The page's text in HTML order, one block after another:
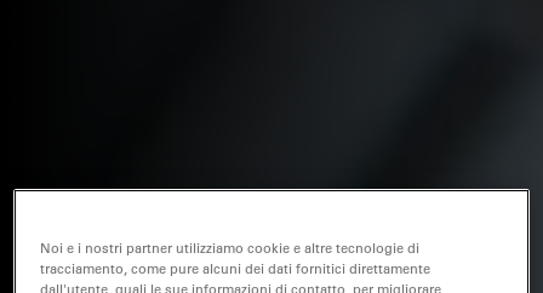
Noi e i nostri partner utilizziamo cookie e altre tecnologie di
tracciamento, come pure alcuni dei dati fornitici direttamente
dall'utente, quali le sue informazioni di contatto, per migliorare